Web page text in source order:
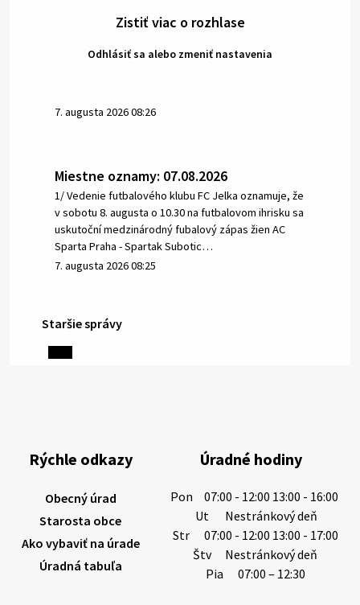
Zistiť viac o rozhlase
Odhlásiť sa alebo zmeniť nastavenia
7. augusta 2026 08:26
Miestne oznamy: 07.08.2026
1/ Vedenie futbalového klubu FC Jelka oznamuje, že
v sobotu 8. augusta o 10.30 na futbalovom ihrisku sa
uskutoční medzinárodný fubalový zápas žien AC
Sparta Praha - Spartak Subotic…
7. augusta 2026 08:25
6. augusta 2026 08:13
výdatnosti vodárenských zdrojov.
Západoslovenská vodárenská spoločnosť preto
6. augusta 2026 08:12
5. augusta 2026 13:10
Staršie správy
Rýchle odkazy
Obecný úrad
Starosta obce
Ako vybaviť na úrade
Úradná tabuľa
Úradné hodiny
Pon
07:00 - 12:00 13:00 - 16:00
Ut
Nestránkový deň
Str
07:00 - 12:00 13:00 - 17:00
Štv
Nestránkový deň
Pia
07:00 – 12:30